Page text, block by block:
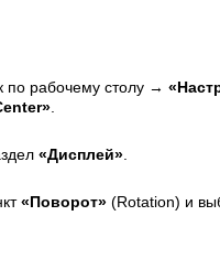
по рабочему столу →
.
«Дисплей».
«Поворот» (Rotation) и